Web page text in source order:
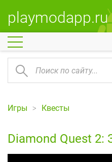
playmodapp.ru
Игры Квесты
Diamond Quest 2: